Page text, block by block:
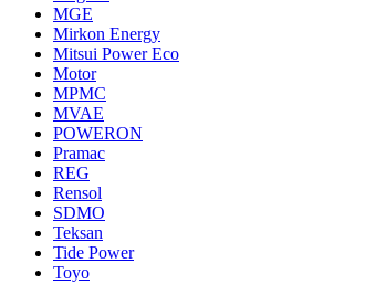
MGE
Mirkon Energy
Mitsui Power Eco
Motor
MPMC
MVAE
POWERON
Pramac
REG
Rensol
SDMO
Teksan
Tide Power
Toyo